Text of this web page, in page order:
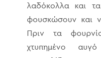
λαδόκολλα και
φουσκώσουν και
Πριν τα
χτυπημένο